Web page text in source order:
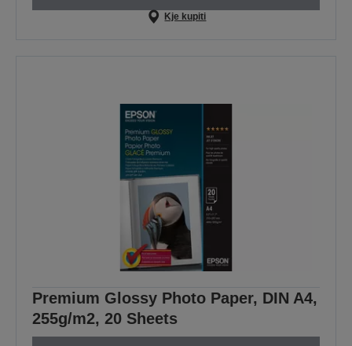
Kje kupiti
Premium Glossy Photo Paper, DIN A4,
255g/m2, 20 Sheets